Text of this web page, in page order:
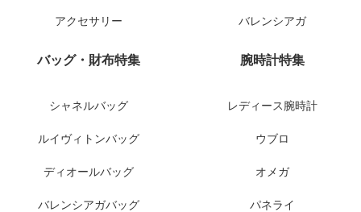
アクセサリー バレンシアガ
バッグ・財布特集
シャネルバッグ
ルイヴィトンバッグ
ディオールバッグ
バレンシアガバッグ
腕時計特集
レディース腕時計
ウブロ
オメガ
パネライ